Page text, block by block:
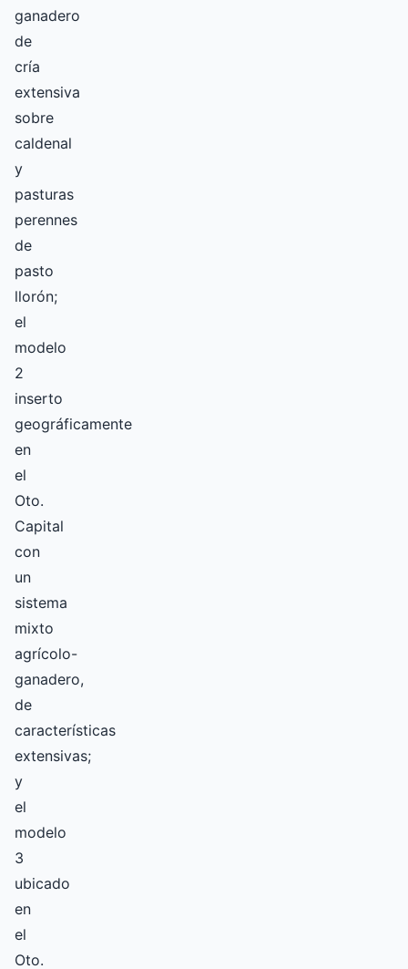
ganadero
de
cría
extensiva
sobre
caldenal
y
pasturas
perennes
de
pasto
llorón;
el
modelo
2
inserto
geográficamente
en
el
Oto.
Capital
con
un
sistema
mixto
agrícolo-
ganadero,
de
características
extensivas;
y
el
modelo
3
ubicado
en
el
Oto.